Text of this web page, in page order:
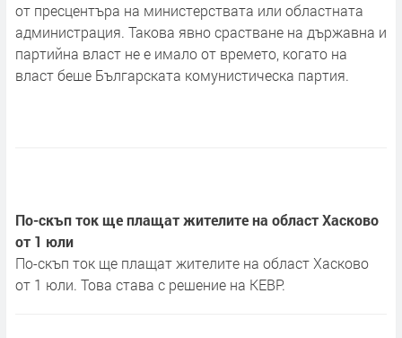
от пресцентъра на министерствата или областната
администрация. Такова явно срастване на държавна и
партийна власт не е имало от времето, когато на
власт беше Българската комунистическа партия.
По-скъп ток ще плащат жителите на област Хасково
от 1 юли
По-скъп ток ще плащат жителите на област Хасково
от 1 юли. Това става с решение на КЕВР.